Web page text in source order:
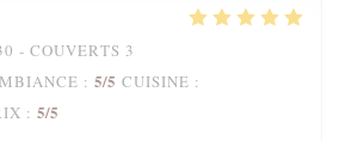
- COUVERTS 3
: 5/5 CUISINE :
: 5/5